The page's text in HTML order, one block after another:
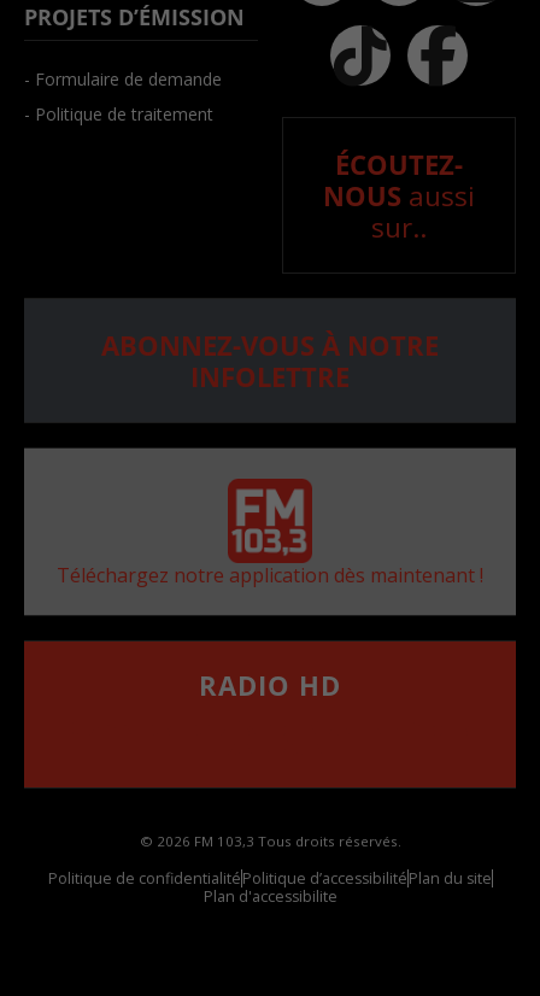
PROJETS D’ÉMISSION
- Formulaire de demande
- Politique de traitement
ÉCOUTEZ-
NOUS aussi
sur..
ABONNEZ-VOUS À NOTRE
INFOLETTRE
Téléchargez notre application dès maintenant !
RADIO HD
© 2026 FM 103,3 Tous droits réservés.
Politique de confidentialitéPolitique d’accessibilitéPlan du site
Plan d'accessibilite